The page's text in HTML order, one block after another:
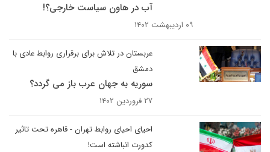
آب در هاون سیاست خارجی؟!
۰۹ اردیبهشت ۱۴۰۲
عربستان در تلاش برای برقراری روابط عادی با
دمشق
سوریه به جهان عرب باز می گردد؟
۲۷ فروردین ۱۴۰۲
احیای احیای روابط تهران - قاهره تحت تاثیر
کدورت انباشته است!